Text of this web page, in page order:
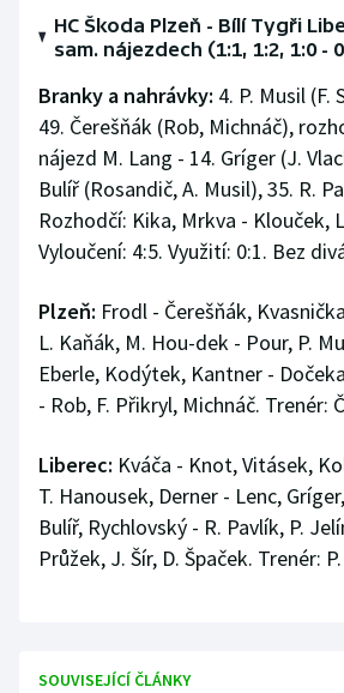
HC Škoda Plzeň - Bílí Tygři
sam. nájezdech (1:1, 1:2, 1:0 -
Branky a nahrávky: 4. P. Musil (F.
49. Čerešňák (Rob, Michnáč),
nájezd M. Lang - 14. Gríger (J.
Bulíř (Rosandič, A. Musil), 35. R.
Rozhodčí: Kika, Mrkva - Klouček,
Vyloučení: 4:5. Využití: 0:1. Bez
Plzeň: Frodl - Čerešňák,
L. Kaňák, M. Hou-dek - Pour, P.
Eberle, Kodýtek, Kantner -
- Rob, F. Přikryl, Michnáč. Trenér:
Liberec: Kváča - Knot, Vitásek,
T. Hanousek, Derner - Lenc,
Bulíř, Rychlovský - R. Pavlík, P.
Průžek, J. Šír, D. Špaček. Trenér:
SOUVISEJÍCÍ ČLÁNKY